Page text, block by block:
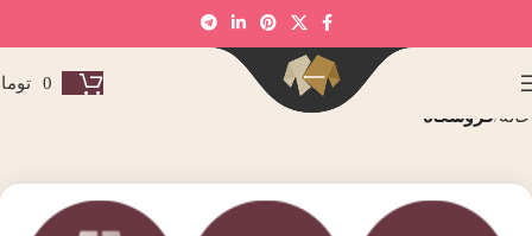
0
خانه فروشگاه